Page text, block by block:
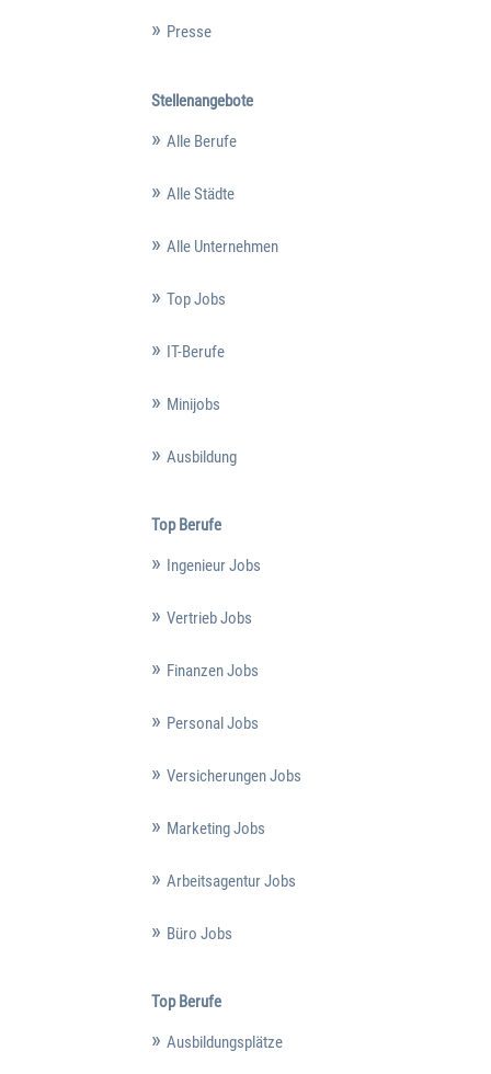
Presse
Stellenangebote
Alle Berufe
Alle Städte
Alle Unternehmen
Top Jobs
IT-Berufe
Minijobs
Ausbildung
Top Berufe
Ingenieur Jobs
Vertrieb Jobs
Finanzen Jobs
Personal Jobs
Versicherungen Jobs
Marketing Jobs
Arbeitsagentur Jobs
Büro Jobs
Top Berufe
Ausbildungsplätze